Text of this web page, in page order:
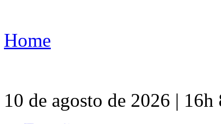
Home
10 de agosto de 2026 |